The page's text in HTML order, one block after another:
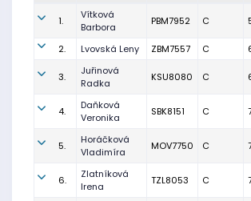
1.
Vítková
Barbora
PBM7952 C
2. Lvovská Leny ZBM7557 C
3.
Juřinová
Radka
KSU8080 C
4.
Daňková
Veronika
SBK8151 C
5.
Horáčková
Vladimíra
MOV7750 C
6.
Zlatníková
Irena
TZL8053 C